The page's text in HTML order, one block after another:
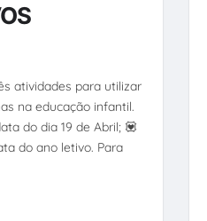
atividades para utilizar
na educação infantil.
do dia 19 de Abril; 💟
do ano letivo. Para